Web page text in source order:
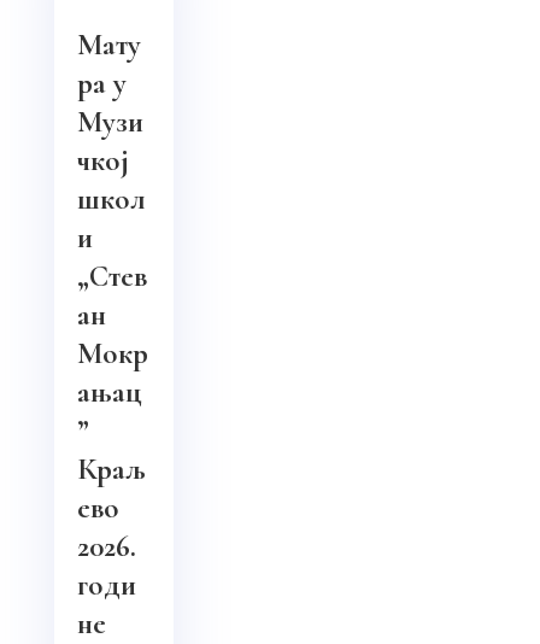
Мату
ра у
Музи
чкој
школ
и
„Стев
ан
Мокр
ањац
”
Краљ
ево
2026.
годи
не